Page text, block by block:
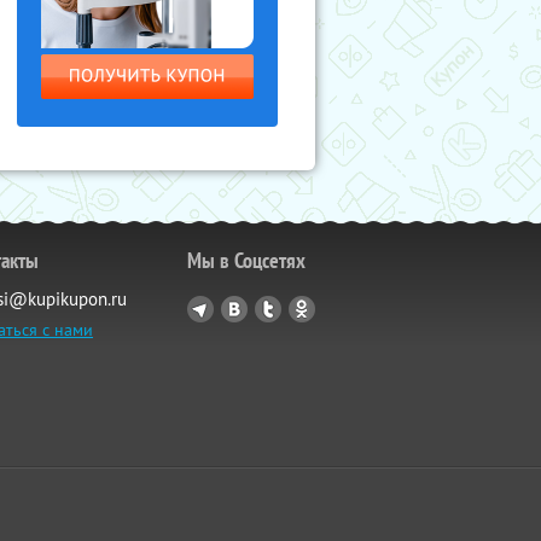
с нами
Мы в Соцсетях